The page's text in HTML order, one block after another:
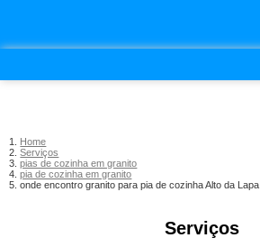
Home
Serviços
pias de cozinha em granito
pia de cozinha em granito
onde encontro granito para pia de cozinha Alto da Lapa
Serviços